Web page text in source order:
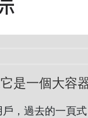
是一個大容
戶，過去的一頁